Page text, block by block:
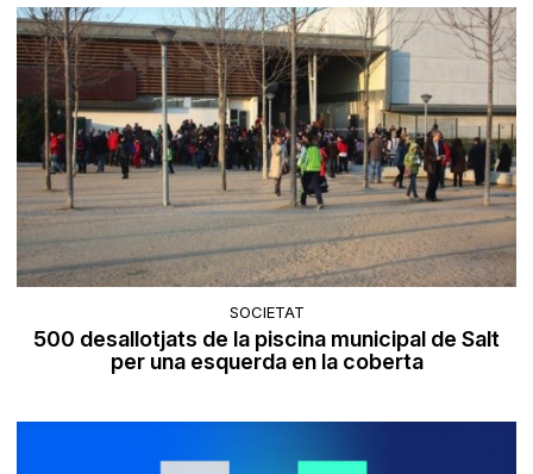
SOCIETAT
500 desallotjats de la piscina municipal de Salt
per una esquerda en la coberta